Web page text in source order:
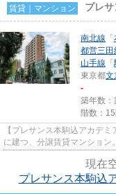
賃貸｜マンション プレ
南北線 「
都営三田
山手線 「
東京都文
-
築年数
階数：
【プレサンス本駒込アカデ
に建つ、分譲賃貸マンション
現在
プレサンス本駒込